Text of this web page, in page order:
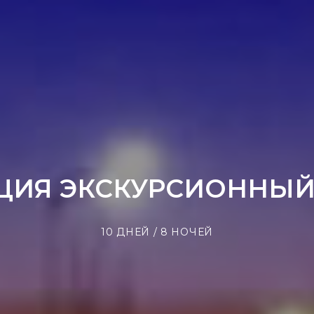
10 ДНЕЙ / 8 НОЧЕЙ